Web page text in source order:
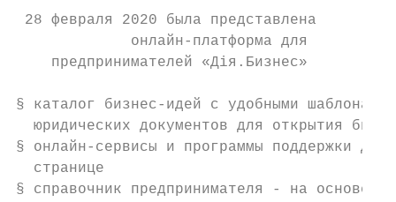
28 февраля 2020 была представлена
             онлайн-платформа для
    предпринимателей «Дія.Бизнес»
§ каталог бизнес-идей с удобными
юридических документов для открытия
§ онлайн-сервисы и программы поддержки для
  странице
§ справочник предпринимателя - на основе